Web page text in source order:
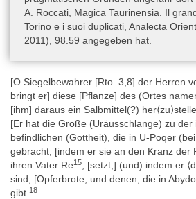
der vollständigsten Variante pTurin
(Roccati 2011). Abgesehen davon
- Pleyte – Rossi 1869: W. Pleyte – F.
(Leiden 1869), 1. Bd., 34–35, 2. Bd.,
Cat. 1964).
- Roccati 2011: A. Roccati, Magica
magico di Torino e i suoi duplicati,
2011), 17–18, 37–45, 161–164, 198–251,
A. Roccati, Magica Taurinensia. Il
Torino e i suoi duplicati, Analecta
2011), 98.59 angegeben hat.
[O Siegelbewahrer [Rto. 3,8] der Herren
bringt er] diese [Pflanze] des (Ortes
[ihm] daraus ein Salbmittel(?)
[Er hat die Große (Uräusschlange) zu der
befindlichen (Gottheit), die in U-Poqer (bei
gebracht, [indem er sie an den Kranz der
ihren Vater Re15 , [setzt,] (und) indem er
sind, [Opferbrote, und denen, die in
gibt. 18